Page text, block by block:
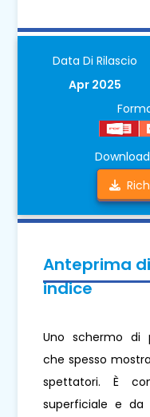
Data Di Rilascio
Apr 2025
Anteprima
indice
Uno schermo di
che spesso
spettatori. È
superficiale e da